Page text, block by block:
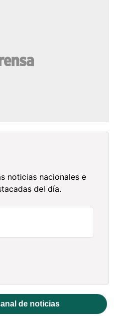
noticias nacionales e
del día.
de noticias